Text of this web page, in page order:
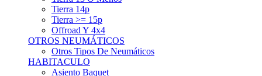
Tierra 14p
Tierra >= 15p
Offroad Y 4x4
OTROS NEUMÁTICOS
Otros Tipos De Neumáticos
HABITACULO
Asiento Baquet